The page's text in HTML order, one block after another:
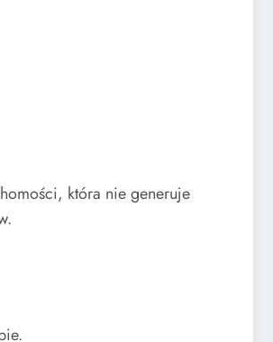
która nie generuje